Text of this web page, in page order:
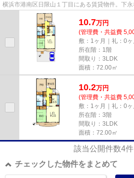
横浜市港南区日限山１丁目にある賃貸物件。下永
10.7万円
(管理費・共益費
敷：1ヶ月｜礼：0ヶ
所在階：1階
間取り：3LDK
面積：72.00㎡
10.2万円
(管理費・共益費
敷：1ヶ月｜礼：0ヶ
所在階：3階
間取り：3LDK
面積：72.00㎡
該当公開件数4
チェックした物件をまとめて